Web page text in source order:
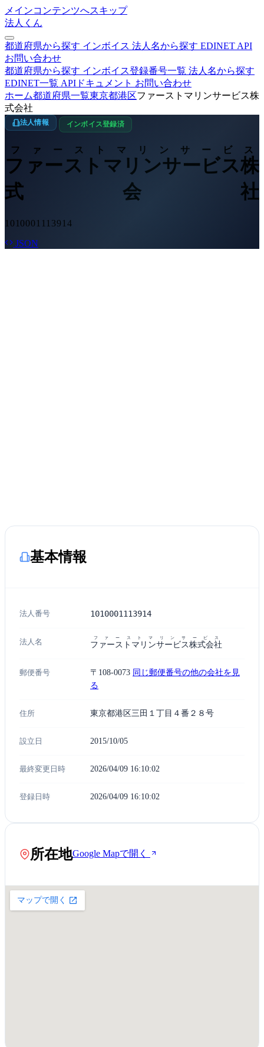
メインコンテンツへスキップ
法人くん
都道府県から探す インボイス 法人名から探す EDINET API
お問い合わせ
都道府県から探す インボイス登録番号一覧 法人名から探す
EDINET一覧 APIドキュメント お問い合わせ
ホーム都道府県一覧東京都港区ファーストマリンサービス株
式会社
法人情報 インボイス登録済
ファーストマリンサービス株
式会社
ファーストマリンサービス
1010001113914
JSON
基本情報
法人番号 1010001113914
法人名 ファーストマリンサービス株式会社
ファーストマリンサービス
郵便番号 〒108-0073 同じ郵便番号の他の会社を見
る
住所 東京都港区三田１丁目４番２８号
設立日 2015/10/05
最終変更日時 2026/04/09 16:10:02
登録日時 2026/04/09 16:10:02
所在地Google Mapで開く